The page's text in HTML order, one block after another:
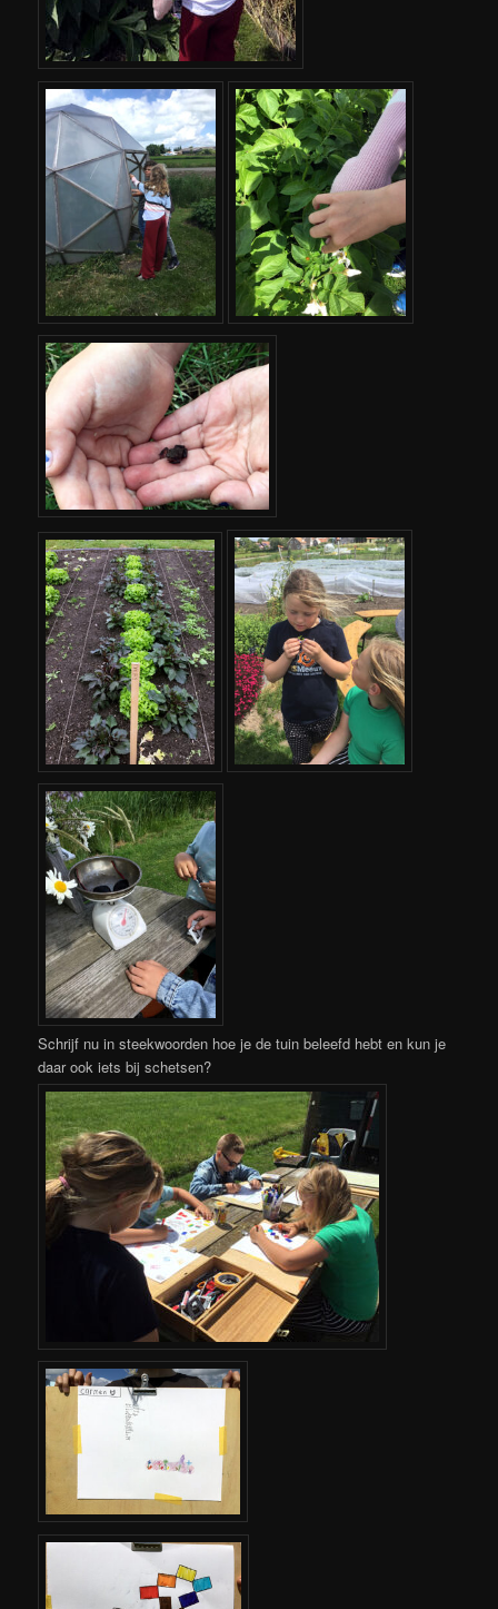
Schrijf nu in steekwoorden hoe je de tuin beleefd hebt en kun je
daar ook iets bij schetsen?